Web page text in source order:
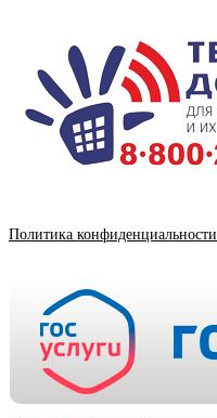
Политика конфиденциальности